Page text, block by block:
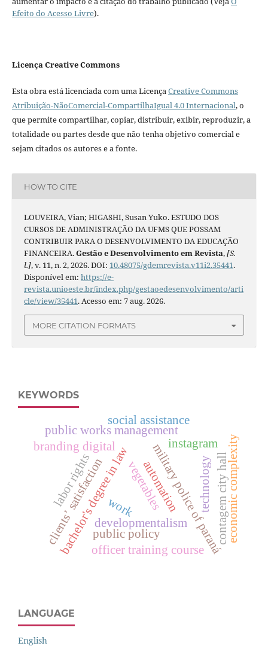
Efeito do Acesso Livre).
Licença Creative Commons
Esta obra está licenciada com uma LicençaCreative Commons
Atribuição-NãoComercial-CompartilhaIgual 4.0 Internacional, o
que permite compartilhar, copiar, distribuir, exibir, reproduzir, a
totalidade ou partes desde que não tenha objetivo comercial e
sejam citados os autores e a fonte.
HOW TO CITE
LOUVEIRA, Vian; HIGASHI, Susan Yuko. ESTUDO DOS
CURSOS DE ADMINISTRAÇÃO DA UFMS QUE POSSAM
CONTRIBUIR PARA O DESENVOLVIMENTO DA EDUCAÇÃO
FINANCEIRA.Gestão e Desenvolvimento em Revista,[S.
l.], v. 11, n. 2, 2026. DOI: 10.48075/gdemrevista.v11i2.35441.
Disponível em: https://e-
revista.unioeste.br/index.php/gestaoedesenvolvimento/arti
cle/view/35441. Acesso em: 7 aug. 2026.
MORE CITATION FORMATS
KEYWORDS
military police of paraná
officer training course
bachelor's degree in law
public works management
contagem city halleconomic complexity
developmentalism
vegetables
branding digital instagram
clients’ satisfactionpublic policy
social assistance
technology
work automation
labor rights
LANGUAGE
English